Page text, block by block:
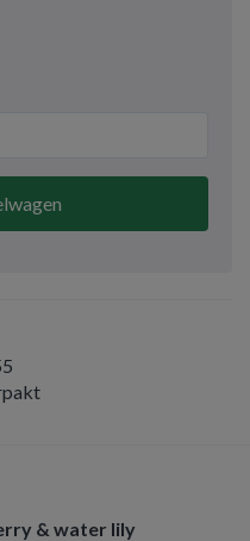
& water lily